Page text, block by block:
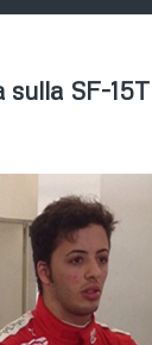
sulla SF-